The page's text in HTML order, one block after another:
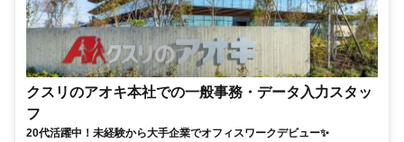
クスリのアオキ本社での一般事務・データ入力スタッ
フ
20代活躍中！未経験から大手企業でオフィスワークデビュー✨